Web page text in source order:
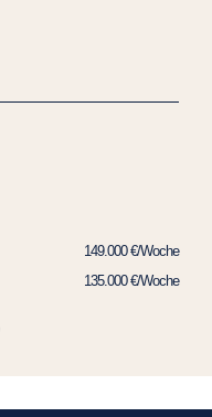
149.000 €/Woche
135.000 €/Woche